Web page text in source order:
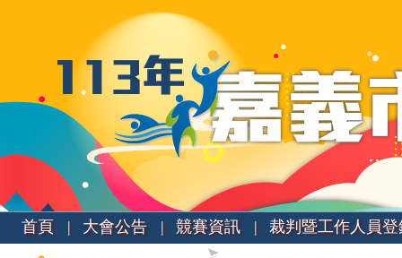
首頁 | 大會公告 | 競賽資訊 | 裁判暨工作人員